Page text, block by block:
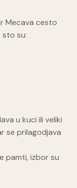
Mecava cesto
sto su:
u kuci ili veliki
se prilagodjava
pamti, izbor su